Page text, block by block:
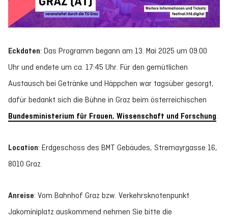
Eckdaten: Das Programm begann am 13. Mai 2025 um 09.00
Uhr und endete um ca. 17:45 Uhr. Für den gemütlichen
Austausch bei Getränke und Häppchen war tagsüber gesorgt,
dafür bedankt sich die Bühne in Graz beim österreichischen
Bundesministerium für Frauen, Wissenschaft und Forschung
Location: Erdgeschoss des BMT Gebäudes, Stremayrgasse 16,
8010 Graz.
Anreise: Vom Bahnhof Graz bzw. Verkehrsknotenpunkt
Jakominiplatz auskommend nehmen Sie bitte die